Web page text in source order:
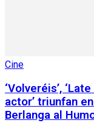
Cine
‘Volveréis’,
actor’ triunfan
Berlanga al